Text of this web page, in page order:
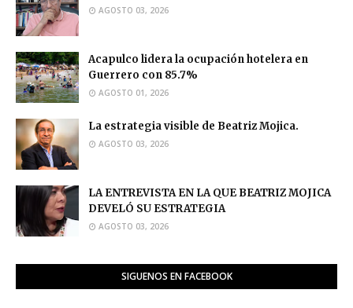
AGOSTO 03, 2026
Acapulco lidera la ocupación hotelera en
Guerrero con 85.7%
AGOSTO 01, 2026
La estrategia visible de Beatriz Mojica.
AGOSTO 03, 2026
LA ENTREVISTA EN LA QUE BEATRIZ MOJICA
DEVELÓ SU ESTRATEGIA
AGOSTO 03, 2026
SIGUENOS EN FACEBOOK